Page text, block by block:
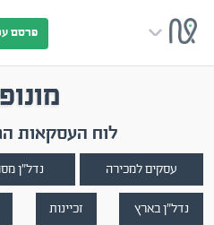
פרסם
לוח העסקאות
עסקים למכירה נדל"ן
נדל"ן בארץ זכיינות